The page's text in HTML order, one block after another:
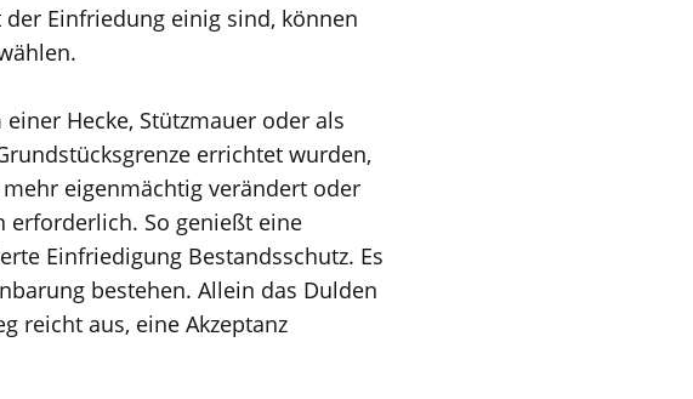
Einfriedung einig sind, können
Hecke, Stützmauer oder als
errichtet wurden,
eigenmächtig verändert oder
So genießt eine
Einfriedigung Bestandsschutz. Es
bestehen. Allein das Dulden
reicht aus, eine Akzeptanz